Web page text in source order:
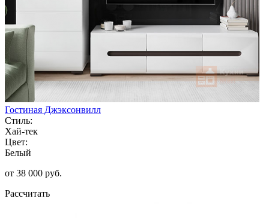
Гостиная Джэксонвилл
Стиль:
Хай-тек
Цвет:
Белый
от 38 000 руб.
Рассчитать